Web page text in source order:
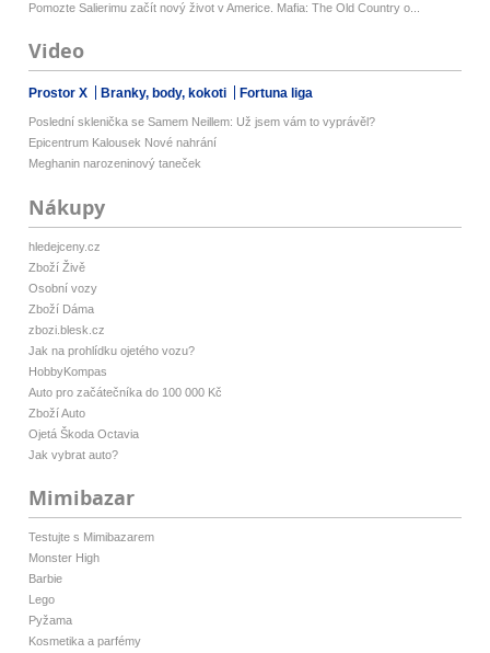
Pomozte Salierimu začít nový život v Americe. Mafia: The Old Country o...
Video
Prostor X Branky, body, kokoti Fortuna liga
Poslední sklenička se Samem Neillem: Už jsem vám to vyprávěl?
Epicentrum Kalousek Nové nahrání
Meghanin narozeninový taneček
Nákupy
hledejceny.cz
Zboží Živě
Osobní vozy
Zboží Dáma
zbozi.blesk.cz
Jak na prohlídku ojetého vozu?
HobbyKompas
Auto pro začátečníka do 100 000 Kč
Zboží Auto
Ojetá Škoda Octavia
Jak vybrat auto?
Mimibazar
Testujte s Mimibazarem
Monster High
Barbie
Lego
Pyžama
Kosmetika a parfémy